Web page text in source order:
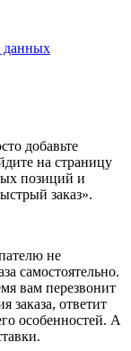
данных
добавьте
на страницу
позиций и
заказ».
не
самостоятельно.
вам перезвонит
заказа, ответит
особенностей. А